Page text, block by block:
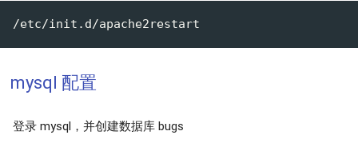
mysql 配置
登录 mysql，并创建数据库 bugs